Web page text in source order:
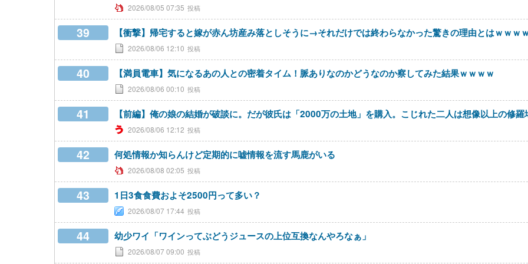
2026/08/05 07:35
39 【衝撃】帰宅すると嫁が赤ん坊産み落としそうに→それだけでは終わらなかった驚きの理由とはｗｗｗ
2026/08/06 12:10
40 【満員電車】気になるあの人との密着タイム！脈ありなのかどうなのか察してみた結果ｗｗｗｗ
2026/08/06 00:10
41 【前編】俺の娘の結婚が破談に。だが彼氏は「2000万の土地」を購入。こじれた二人は想像以上の修羅
2026/08/06 12:12
42 何処情報か知らんけど定期的に嘘情報を流す馬鹿がいる
2026/08/08 02:05
43 1日3食食費およそ2500円って多い？
2026/08/07 17:44
44 幼少ワイ「ワインってぶどうジュースの上位互換なんやろなぁ」
2026/08/07 09:00